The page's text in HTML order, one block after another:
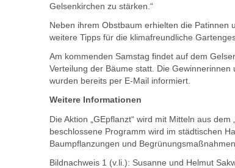
Gelsenkirchen zu stärken.“
Neben ihrem Obstbaum erhielten die Patinnen
weitere Tipps für die klimafreundliche
Am kommenden Samstag findet auf dem
Verteilung der Bäume statt. Die
wurden bereits per E-Mail informiert.
Weitere Informationen
Die Aktion „GEpflanzt“ wird mit Mitteln aus
beschlossene Programm wird im städtischen
Baumpflanzungen und
Bildnachweis 1 (v.li.): Susanne und Helmut